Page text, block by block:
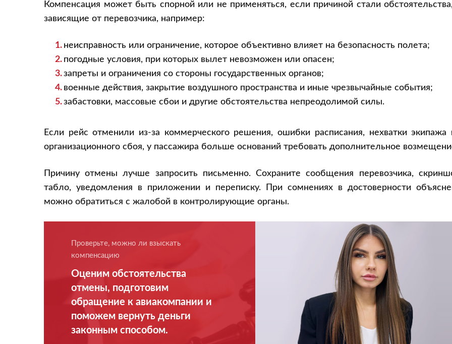
Компенсация может быть спорной или не применяться, если причиной стали
зависящие от перевозчика, например:
неисправность или ограничение, которое объективно влияет на безопасность полета;
погодные условия, при которых вылет невозможен или опасен;
запреты и ограничения со стороны государственных органов;
военные действия, закрытие воздушного пространства и иные чрезвычайные события;
забастовки, массовые сбои и другие обстоятельства непреодолимой силы.
Если рейс отменили из-за коммерческого решения, ошибки расписания, нехватки экипажа
организационного сбоя, у пассажира больше оснований требовать дополнительное
Причину отмены лучше запросить письменно. Сохраните сообщения перевозчика,
табло, уведомления в приложении и переписку. При сомнениях в достоверности
можно обратиться с жалобой в контролирующие органы.
Проверьте, можно ли взыскать
компенсацию
Оценим обстоятельства
отмены, подготовим
обращение к авиакомпании и
поможем вернуть деньги
законным способом.